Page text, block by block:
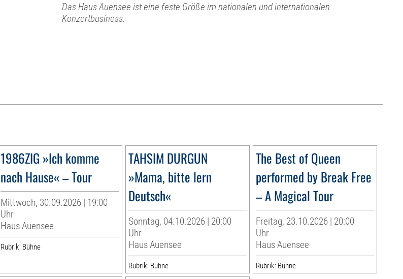
Das Haus Auensee ist eine feste Größe im nationalen und internationalen
Konzertbusiness.
1986ZIG »Ich komme
nach Hause« – Tour
Mittwoch, 30.09.2026 | 19:00
Uhr
Haus Auensee
Rubrik: Bühne
TAHSIM DURGUN
»Mama, bitte lern
Deutsch«
Sonntag, 04.10.2026 | 20:00
Uhr
Haus Auensee
Rubrik: Bühne
The Best of Queen
performed by Break Free
– A Magical Tour
Freitag, 23.10.2026 | 20:00
Uhr
Haus Auensee
Rubrik: Bühne